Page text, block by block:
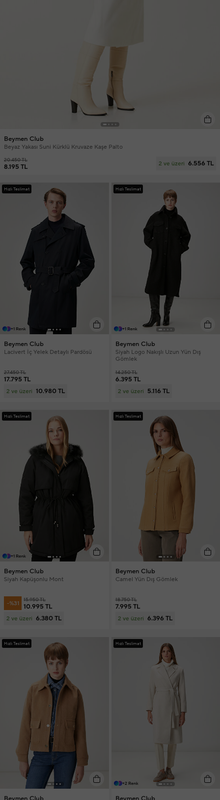
Beymen Club
Beyaz Yakası Suni Kürklü Kruvaze Kaşe Palto
20.450 TL
8.195 TL 2 ve üzeri 6.556 TL
Hızlı Teslimat
+1 Renk
Beymen Club
Lacivert İç Yelek Detaylı Pardösü
27.450 TL
17.795 TL
2 ve üzeri 10.980 TL
Hızlı Teslimat
+1 Renk
Beymen Club
Siyah Logo Nakışlı Uzun Yün Dış
Gömlek
14.250 TL
6.395 TL
2 ve üzeri 5.116 TL
Hızlı Teslimat
+1 Renk
Beymen Club
Siyah Kapüşonlu Mont
-%31 15.950 TL
10.995 TL
2 ve üzeri 6.380 TL
Hızlı Teslimat
Beymen Club
Camel Yün Dış Gömlek
18.750 TL
7.995 TL
2 ve üzeri 6.396 TL
Hızlı Teslimat Hızlı Teslimat
+2 Renk